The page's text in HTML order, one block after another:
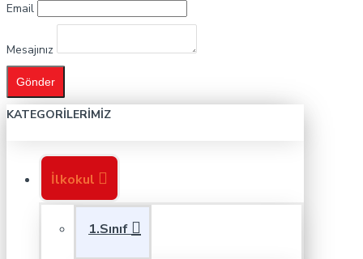
Email
Mesajınız
Gönder
KATEGORILERIMIZ
İlkokul
1.Sınıf